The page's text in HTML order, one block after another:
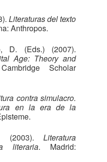
Literaturas del texto
Anthropos.
D. (Eds.) (2007).
Age: Theory and
Scholar
contra simulacro.
en la era de la
(2003). Literatura
literaria. Madrid: